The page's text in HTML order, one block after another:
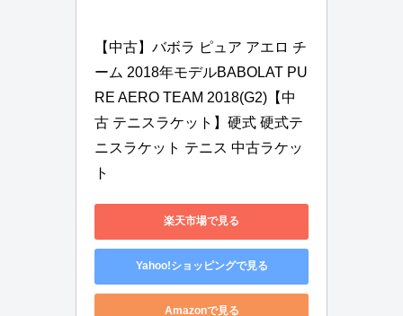
【中古】バボラ ピュア アエロ チ
ーム 2018年モデルBABOLAT PU
RE AERO TEAM 2018(G2)【中
古 テニスラケット】硬式 硬式テ
ニスラケット テニス 中古ラケッ
ト
楽天市場で見る
Yahoo!ショッピングで見る
Amazonで見る